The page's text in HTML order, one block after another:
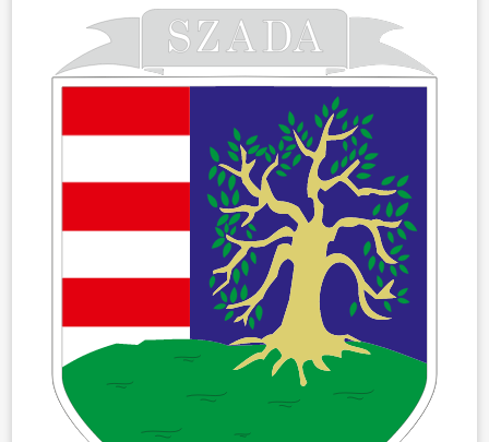
ÖNKORMÁNYZAT
ÜGYINTÉZÉS
KÖZÖSSÉG
HÍREK
VÁLASZTÁSOK